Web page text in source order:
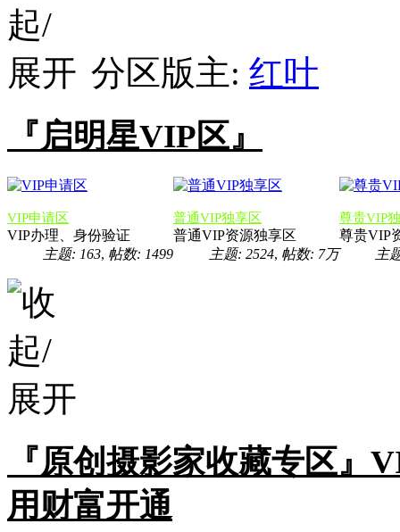
分区版主: 红叶
『启明星VIP区』
VIP申请区
VIP办理、身份验证
主题: 163, 帖数: 1499
普通VIP独享区
普通VIP资源独享区
主题: 2524, 帖数: 7万
尊贵VIP
尊贵VIP
主
『原创摄影家收藏专区』
用财富开通